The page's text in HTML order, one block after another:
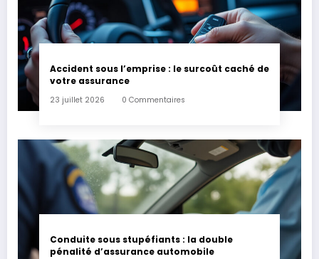
Accident sous l’emprise : le surcoût caché de
votre assurance
23 juillet 2026 0 Commentaires
Conduite sous stupéfiants : la double
pénalité d’assurance automobile